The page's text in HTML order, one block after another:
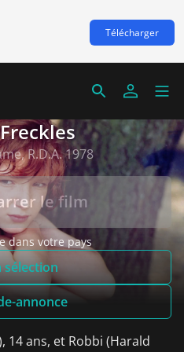
Télécharger
R.D.A. 1978
le film
dans votre pays
sélection
annonce
14 ans, et Robbi (Harald